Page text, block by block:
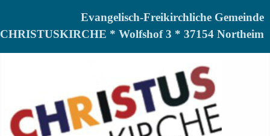
Evangelisch-Freikirchliche Gemeinde
CHRISTUSKIRCHE * Wolfshof 3 * 37154 Northeim